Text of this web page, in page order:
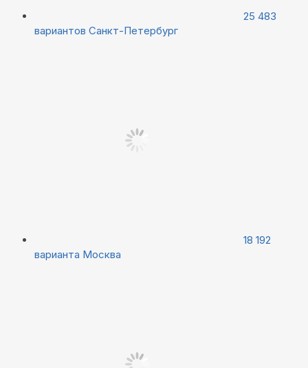
25 483
вариантов Санкт-Петербург
18 192
варианта Москва